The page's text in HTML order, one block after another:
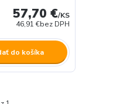
57,70 €/KS
46,91 €bez DPH
do košíka